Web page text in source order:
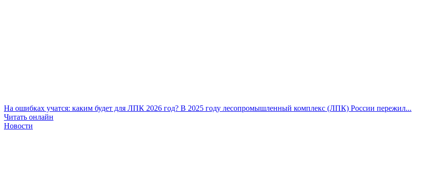
На ошибках учатся: каким будет для ЛПК 2026 год? В 2025 году лесопромышленный комплекс (ЛПК) России пережил...
Читать онлайн
Новости